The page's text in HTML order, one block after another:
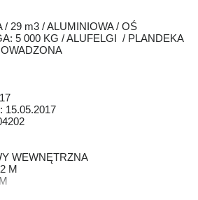
/ 29 m3 / ALUMINIOWA / OŚ
5 000 KG / ALUFELGI / PLANDEKA
15.05.2017
WEWNĘTRZNA
M